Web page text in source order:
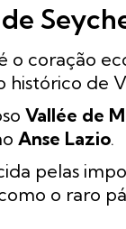
o coração
histórico de
Vallée de
Anse Lazio.
pelas
o raro